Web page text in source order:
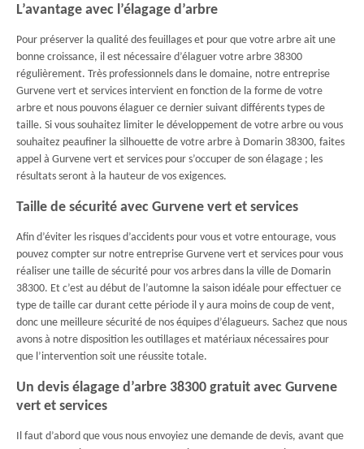
L’avantage avec l’élagage d’arbre
Pour préserver la qualité des feuillages et pour que votre arbre ait une
bonne croissance, il est nécessaire d’élaguer votre arbre 38300
régulièrement. Très professionnels dans le domaine, notre entreprise
Gurvene vert et services intervient en fonction de la forme de votre
arbre et nous pouvons élaguer ce dernier suivant différents types de
taille. Si vous souhaitez limiter le développement de votre arbre ou vous
souhaitez peaufiner la silhouette de votre arbre à Domarin 38300, faites
appel à Gurvene vert et services pour s’occuper de son élagage ; les
résultats seront à la hauteur de vos exigences.
Taille de sécurité avec Gurvene vert et services
Afin d’éviter les risques d’accidents pour vous et votre entourage, vous
pouvez compter sur notre entreprise Gurvene vert et services pour vous
réaliser une taille de sécurité pour vos arbres dans la ville de Domarin
38300. Et c’est au début de l’automne la saison idéale pour effectuer ce
type de taille car durant cette période il y aura moins de coup de vent,
donc une meilleure sécurité de nos équipes d’élagueurs. Sachez que nous
avons à notre disposition les outillages et matériaux nécessaires pour
que l’intervention soit une réussite totale.
Un devis élagage d’arbre 38300 gratuit avec Gurvene
vert et services
Il faut d’abord que vous nous envoyiez une demande de devis, avant que